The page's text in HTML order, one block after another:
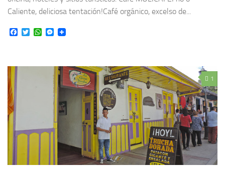
Caliente, deliciosa tentación!Café orgánico, excelso de...
Facebook
TwitterWhatsApp
Messenger
1